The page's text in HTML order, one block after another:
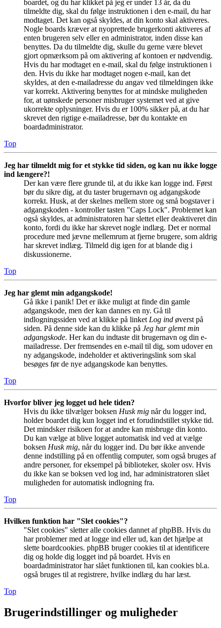
boardet, og du har klikket på jeg er under 13 år, da du
tilmeldte dig, skal du følge instruktionen i den e-mail, du har
modtaget. Det kan også skyldes, at din konto skal aktiveres.
Nogle boards kræver at nyoprettede brugerkonti aktiveres af
enten brugeren selv eller en administrator, inden disse kan
benyttes. Da du tilmeldte dig, skulle du gerne være blevet
gjort opmærksom på om aktivering af kontoen er nødvendig.
Hvis du har modtaget en e-mail, skal du følge instruktionen i
den. Hvis du ikke har modtaget nogen e-mail, kan det
skyldes, at den e-mailadresse du angav ved tilmeldingen ikke
var korrekt. Aktivering benyttes for at mindske muligheden
for, at uønskede personer misbruger systemet ved at give
ukorrekte oplysninger. Hvis du er 100% sikker på, at du har
skrevet den rigtige e-mailadresse, bør du kontakte en
boardadministrator.
Top
Jeg har tilmeldt mig for et stykke tid siden, og kan nu ikke logge
ind længere?!
Der kan være flere grunde til, at du ikke kan logge ind. Først
bør du sikre dig, at du taster brugernavn og adgangskode
korrekt. Husk, at der skelnes mellem store og små bogstaver i
adgangskoden - kontroller tasten "Caps Lock". Problemet kan
også skyldes, at administratoren har slettet eller deaktiveret din
konto, fordi du ikke har skrevet nogle indlæg. Det er normal
procedure med jævne mellemrum at fjerne brugere, som aldrig
har skrevet indlæg. Tilmeld dig igen for at blande dig i
diskussionerne.
Top
Jeg har glemt min adgangskode!
Gå ikke i panik! Det er ikke muligt at finde din gamle
adgangskode, men der kan dannes en ny. Gå til
indlogningssiden ved at klikke på linket Log ind øverst på
siden. På denne side kan du klikke på Jeg har glemt min
adgangskode. Her kan du indtaste dit brugernavn og din e-
mailadresse. Der fremsendes en e-mail til dig, som udover en
ny adgangskode, indeholder et aktiveringslink som skal
besøges før de nye adgangskode kan benyttes.
Top
Hvorfor bliver jeg logget ud hele tiden?
Hvis du ikke tilvælger boksen Husk mig når du logger ind,
holder boardet dig kun logget ind et forudindstillet stykke tid.
Det mindsker risikoen for at andre kan misbruge din konto.
Du kan vælge at blive logget automatisk ind ved at vælge
boksen Husk mig, når du logger ind. Du bør ikke anvende
denne indstilling på en offentlig computer, som også bruges af
andre personer, for eksempel på biblioteker, skoler osv. Hvis
du ikke kan se boksen ved log ind, har administratoren slået
muligheden for automatisk indlogning fra.
Top
Hvilken funktion har "Slet cookies"?
"Slet cookies" sletter alle cookies dannet af phpBB. Hvis du
har problemer med at logge ind eller ud, kan det hjælpe at
slette boardcookies. phpBB bruger cookies til at identificere
dig og holde dig logget ind på boardet. Hvis en
boardadministrator har slået funktionen til, kan cookies bl.a.
også bruges til at registrere, hvilke indlæg du har læst.
Top
Brugerindstillinger og muligheder